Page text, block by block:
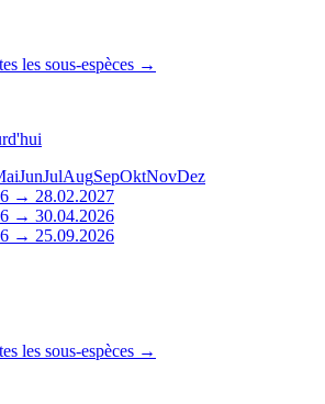
les sous-espèces →
JunJulAugSepOktNovDez
→ 28.02.2027
→ 30.04.2026
→ 25.09.2026
les sous-espèces →